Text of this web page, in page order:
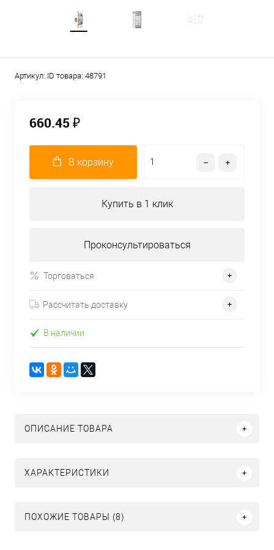
Артикул: ID товара: 48791
660.45 ₽
В корзину
Купить в 1 клик
Проконсультироваться
Торговаться
Рассчитать доставку
В наличии
ОПИСАНИЕ ТОВАРА
ХАРАКТЕРИСТИКИ
ПОХОЖИЕ ТОВАРЫ (8)